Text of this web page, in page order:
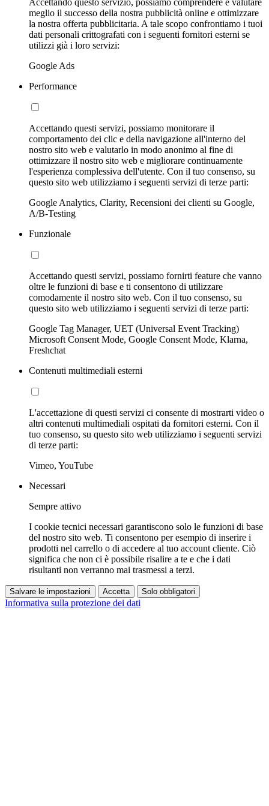
Accettando questo servizio, possiamo comprendere e valutare
meglio il successo della nostra pubblicità online e ottimizzare
la nostra offerta pubblicitaria. A tale scopo confrontiamo i tuoi
dati personali crittografati con i seguenti fornitori esterni se
utilizzi già i loro servizi:
Google Ads
Performance
Accettando questi servizi, possiamo monitorare il
comportamento dei clic e della navigazione all'interno del
nostro sito web e valutarlo in modo anonimo al fine di
ottimizzare il nostro sito web e migliorare continuamente
l'esperienza complessiva dell'utente. Con il tuo consenso, su
questo sito web utilizziamo i seguenti servizi di terze parti:
Google Analytics, Clarity, Recensioni dei clienti su Google,
A/B-Testing
Funzionale
Accettando questi servizi, possiamo fornirti feature che vanno
oltre le funzioni di base e ti consentono di utilizzare
comodamente il nostro sito web. Con il tuo consenso, su
questo sito web utilizziamo i seguenti servizi di terze parti:
Google Tag Manager, UET (Universal Event Tracking)
Microsoft Consent Mode, Google Consent Mode, Klarna,
Freshchat
Contenuti multimediali esterni
L'accettazione di questi servizi ci consente di mostrarti video o
altri contenuti multimediali ospitati da fornitori esterni. Con il
tuo consenso, su questo sito web utilizziamo i seguenti servizi
di terze parti:
Vimeo, YouTube
Necessari
Sempre attivo
I cookie tecnici necessari garantiscono solo le funzioni di base
del nostro sito web. Ti consentono per esempio di inserire i
prodotti nel carrello o di accedere al tuo account cliente. Ciò
significa che non ci è possibile risalire a te e che i dati
risultanti non verranno mai trasmessi a terzi.
Salvare le impostazioni Accetta Solo obbligatori
Informativa sulla protezione dei dati